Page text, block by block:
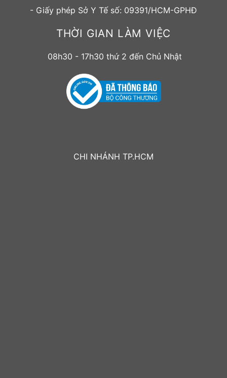
- Giấy phép Sở Y Tế số: 09391/HCM-GPHĐ
THỜI GIAN LÀM VIỆC
08h30 - 17h30 thứ 2 đến Chủ Nhật
CHI NHÁNH TP.HCM